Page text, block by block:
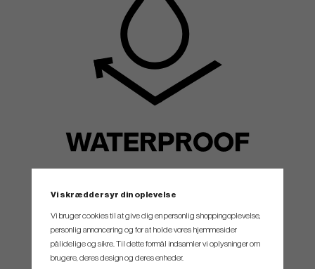
CARE
WIPE CLEAN WITH A SOFT, WET TOWEL USING MILD SOAP.
Vi skræddersyr din oplevelse
Vi bruger cookies til at give dig en personlig shoppingoplevelse,
personlig annoncering og for at holde vores hjemmesider
pålidelige og sikre. Til dette formål indsamler vi oplysninger om
brugere, deres design og deres enheder.